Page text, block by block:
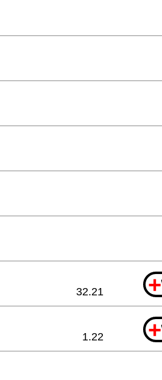
+
32.21
+
1.22